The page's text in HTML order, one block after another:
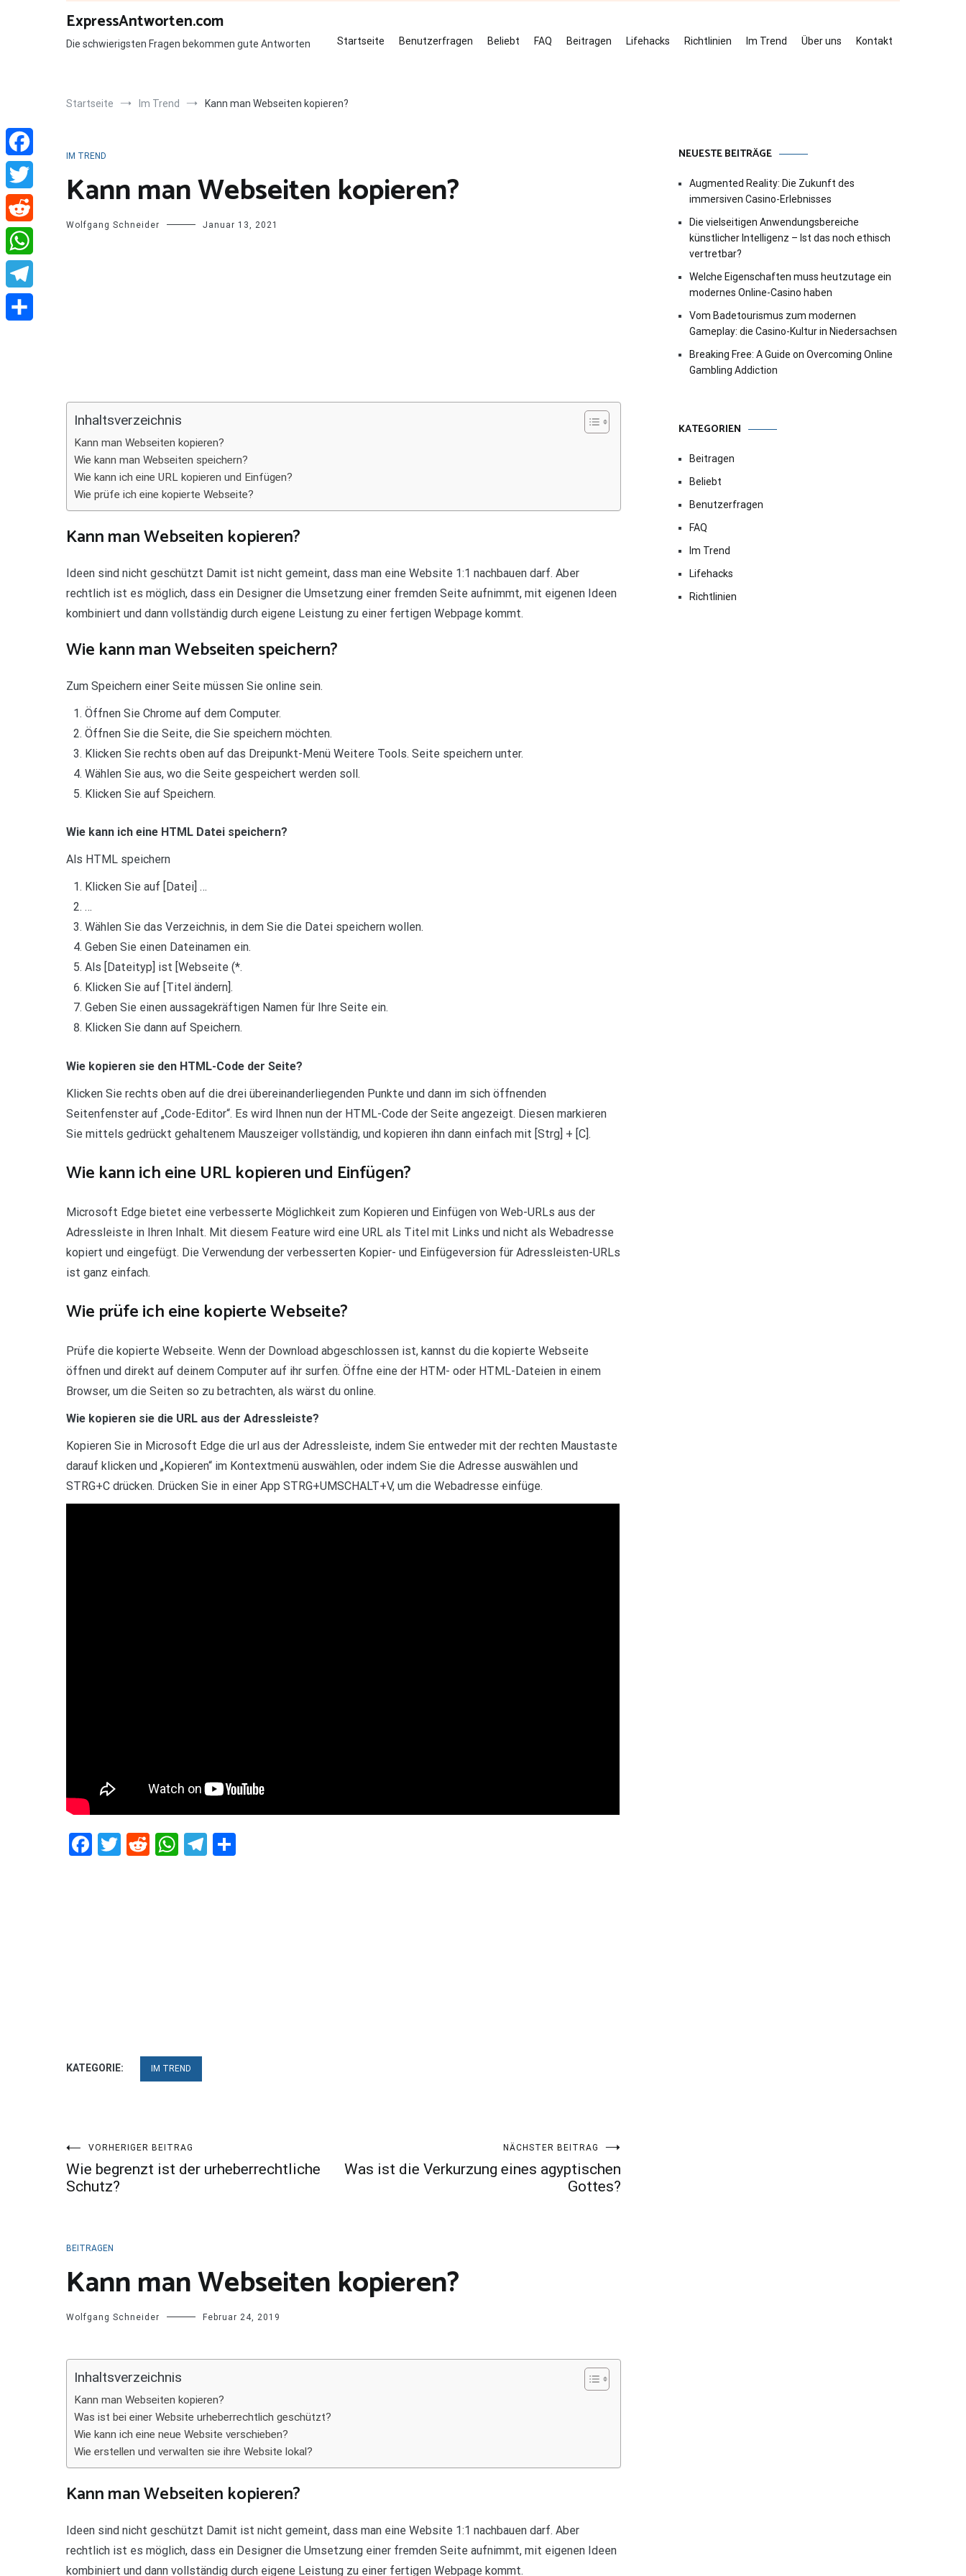
ExpressAntworten.com
Die schwierigsten Fragen bekommen gute Antworten Startseite Benutzerfragen Beliebt FAQ Beitragen Lifehacks Richtlinien Im Trend Über uns Kontakt
Startseite Im Trend Kann man Webseiten kopieren?
IM TREND
Kann man Webseiten kopieren?
Wolfgang Schneider Januar 13, 2021
Inhaltsverzeichnis
Kann man Webseiten kopieren?
Wie kann man Webseiten speichern?
Wie kann ich eine URL kopieren und Einfügen?
Wie prüfe ich eine kopierte Webseite?
Kann man Webseiten kopieren?
Ideen sind nicht geschützt Damit ist nicht gemeint, dass man eine Website 1:1 nachbauen darf. Aber
rechtlich ist es möglich, dass ein Designer die Umsetzung einer fremden Seite aufnimmt, mit eigenen Ideen
kombiniert und dann vollständig durch eigene Leistung zu einer fertigen Webpage kommt.
Wie kann man Webseiten speichern?
Zum Speichern einer Seite müssen Sie online sein.
Öffnen Sie Chrome auf dem Computer.
Öffnen Sie die Seite, die Sie speichern möchten.
Klicken Sie rechts oben auf das Dreipunkt-Menü Weitere Tools. Seite speichern unter.
Wählen Sie aus, wo die Seite gespeichert werden soll.
Klicken Sie auf Speichern.
Wie kann ich eine HTML Datei speichern?
Als HTML speichern
Klicken Sie auf [Datei] …
…
Wählen Sie das Verzeichnis, in dem Sie die Datei speichern wollen.
Geben Sie einen Dateinamen ein.
Als [Dateityp] ist [Webseite (*.
Klicken Sie auf [Titel ändern].
Geben Sie einen aussagekräftigen Namen für Ihre Seite ein.
Klicken Sie dann auf Speichern.
Wie kopieren sie den HTML-Code der Seite?
Klicken Sie rechts oben auf die drei übereinanderliegenden Punkte und dann im sich öffnenden
Seitenfenster auf „Code-Editor“. Es wird Ihnen nun der HTML-Code der Seite angezeigt. Diesen markieren
Sie mittels gedrückt gehaltenem Mauszeiger vollständig, und kopieren ihn dann einfach mit [Strg] + [C].
Wie kann ich eine URL kopieren und Einfügen?
Microsoft Edge bietet eine verbesserte Möglichkeit zum Kopieren und Einfügen von Web-URLs aus der
Adressleiste in Ihren Inhalt. Mit diesem Feature wird eine URL als Titel mit Links und nicht als Webadresse
kopiert und eingefügt. Die Verwendung der verbesserten Kopier- und Einfügeversion für Adressleisten-URLs
ist ganz einfach.
Wie prüfe ich eine kopierte Webseite?
Prüfe die kopierte Webseite. Wenn der Download abgeschlossen ist, kannst du die kopierte Webseite
öffnen und direkt auf deinem Computer auf ihr surfen. Öffne eine der HTM- oder HTML-Dateien in einem
Browser, um die Seiten so zu betrachten, als wärst du online.
Wie kopieren sie die URL aus der Adressleiste?
Kopieren Sie in Microsoft Edge die url aus der Adressleiste, indem Sie entweder mit der rechten Maustaste
darauf klicken und „Kopieren“ im Kontextmenü auswählen, oder indem Sie die Adresse auswählen und
STRG+C drücken. Drücken Sie in einer App STRG+UMSCHALT+V, um die Webadresse einfüge.
Facebook
Twitter
RedditWhatsApp
Telegram
KATEGORIE: IM TREND
Beitragsnavigation
VORHERIGER BEITRAG
Wie begrenzt ist der urheberrechtliche
Schutz?
NÄCHSTER BEITRAG
Was ist die Verkurzung eines agyptischen
Gottes?
BEITRAGEN
Kann man Webseiten kopieren?
Wolfgang Schneider Februar 24, 2019
Inhaltsverzeichnis
Kann man Webseiten kopieren?
Was ist bei einer Website urheberrechtlich geschützt?
Wie kann ich eine neue Website verschieben?
Wie erstellen und verwalten sie ihre Website lokal?
Kann man Webseiten kopieren?
Ideen sind nicht geschützt Damit ist nicht gemeint, dass man eine Website 1:1 nachbauen darf. Aber
rechtlich ist es möglich, dass ein Designer die Umsetzung einer fremden Seite aufnimmt, mit eigenen Ideen
kombiniert und dann vollständig durch eigene Leistung zu einer fertigen Webpage kommt.
NEUESTE BEITRÄGE
Augmented Reality: Die Zukunft des
immersiven Casino-Erlebnisses
Die vielseitigen Anwendungsbereiche
künstlicher Intelligenz – Ist das noch ethisch
vertretbar?
Welche Eigenschaften muss heutzutage ein
modernes Online-Casino haben
Vom Badetourismus zum modernen
Gameplay: die Casino-Kultur in Niedersachsen
Breaking Free: A Guide on Overcoming Online
Gambling Addiction
KATEGORIEN
Beitragen
Beliebt
Benutzerfragen
FAQ
Im Trend
Lifehacks
Richtlinien
Facebook
Twitter
Reddit
WhatsApp
Telegram